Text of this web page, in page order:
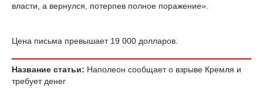
власти, а вернулся, потерпев полное поражение».
Цена письма превышает 19 000 долларов.
Название статьи: Наполеон сообщает о взрыве Кремля и
требует денег